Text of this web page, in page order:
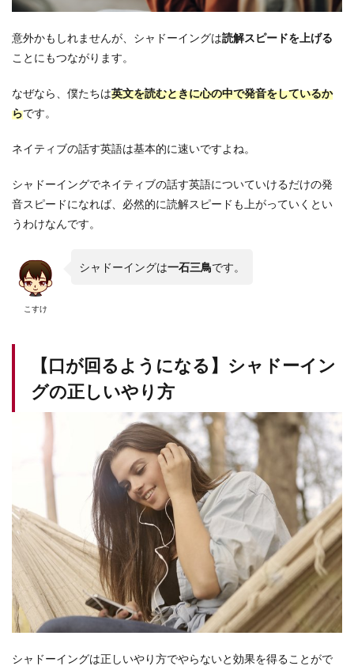
意外かもしれませんが、シャドーイングは読解スピードを上げる
ことにもつながります。
なぜなら、僕たちは英文を読むときに心の中で発音をしているか
らです。
ネイティブの話す英語は基本的に速いですよね。
シャドーイングでネイティブの話す英語についていけるだけの発
音スピードになれば、必然的に読解スピードも上がっていくとい
うわけなんです。
こすけ
シャドーイングは一石三鳥です。
【口が回るようになる】シャドーイン
グの正しいやり方
シャドーイングは正しいやり方でやらないと効果を得ることがで